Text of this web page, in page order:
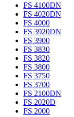
FS 4100DN
FS 4020DN
FS 4000
FS 3920DN
FS 3900
FS 3830
FS 3820
FS 3800
FS 3750
FS 3700
FS 2100DN
FS 2020D
FS 2000